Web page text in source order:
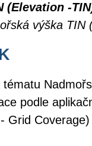
(Elevation -
výška TIN
podle
Grid